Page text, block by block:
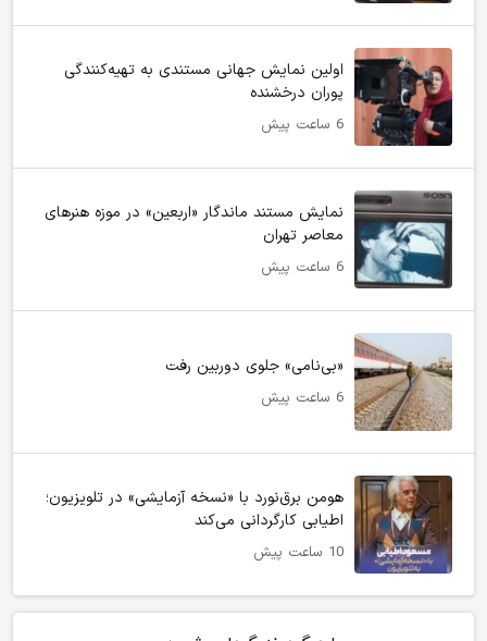
اولین نمایش جهانی مستندی به تهیه‌کنندگی
پوران درخشنده
6 ساعت پیش
نمایش مستند ماندگار «اربعین» در موزه هنرهای
معاصر تهران
6 ساعت پیش
«بی‌نامی» جلوی دوربین رفت
6 ساعت پیش
هومن برق‌نورد با «نسخه آزمایشی» در تلویزیون؛
اطیابی کارگردانی می‌کند
10 ساعت پیش